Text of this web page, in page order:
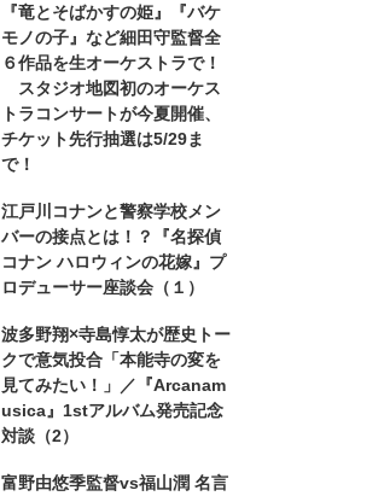
『竜とそばかすの姫』『バケ
モノの子』など細田守監督全
６作品を生オーケストラで！
スタジオ地図初のオーケス
トラコンサートが今夏開催、
チケット先行抽選は5/29ま
で！
江戸川コナンと警察学校メン
バーの接点とは！？『名探偵
コナン ハロウィンの花嫁』プ
ロデューサー座談会（１）
波多野翔×寺島惇太が歴史トー
クで意気投合「本能寺の変を
見てみたい！」／『Arcanam
usica』1stアルバム発売記念
対談（2）
富野由悠季監督vs福山潤 名言